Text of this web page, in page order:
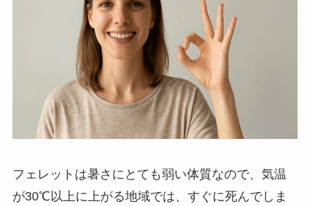
フェレットは暑さにとても弱い体質なので、気温
が30℃以上に上がる地域では、すぐに死んでしま